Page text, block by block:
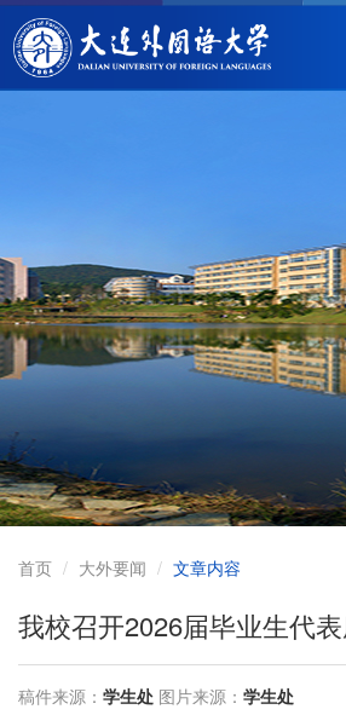
首页 大外要闻 文章内容
我校召开2026届毕业生代
稿件来源： 学生处 图片来源： 学生处